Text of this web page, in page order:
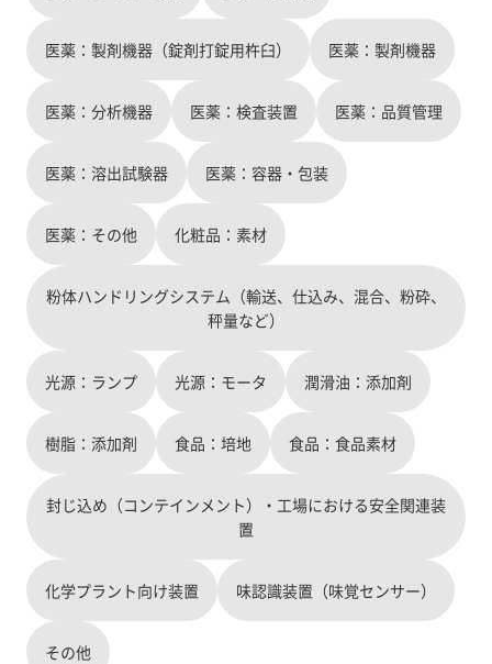
医薬：製剤機器（錠剤打錠用杵臼） 医薬：製剤機器
医薬：分析機器 医薬：検査装置 医薬：品質管理
医薬：溶出試験器 医薬：容器・包装
医薬：その他 化粧品：素材
粉体ハンドリングシステム（輸送、仕込み、混合、粉砕、
秤量など）
光源：ランプ 光源：モータ 潤滑油：添加剤
樹脂：添加剤 食品：培地 食品：食品素材
封じ込め（コンテインメント）・工場における安全関連装
置
化学プラント向け装置 味認識装置（味覚センサー）
その他